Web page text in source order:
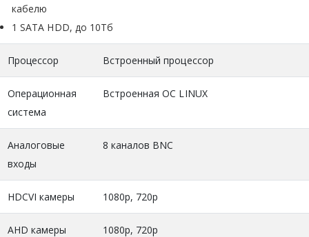
кабелю
1 SATA HDD, до 10Tб
Процессор Встроенный процессор
Операционная
система
Встроенная ОС LINUX
Аналоговые
входы
8 каналов BNC
HDCVI камеры 1080р, 720р
AHD камеры 1080р, 720р